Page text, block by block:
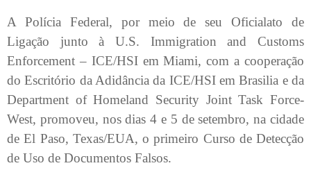
A Polícia Federal, por meio de seu Oficialato de
Ligação junto à U.S. Immigration and Customs
Enforcement – ICE/HSI em Miami, com a cooperação
do Escritório da Adidância da ICE/HSI em Brasilia e da
Department of Homeland Security Joint Task Force-
West, promoveu, nos dias 4 e 5 de setembro, na cidade
de El Paso, Texas/EUA, o primeiro Curso de Detecção
de Uso de Documentos Falsos.